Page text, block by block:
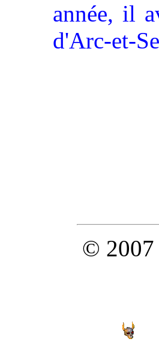
année, il
d'Arc-et-
© 2007